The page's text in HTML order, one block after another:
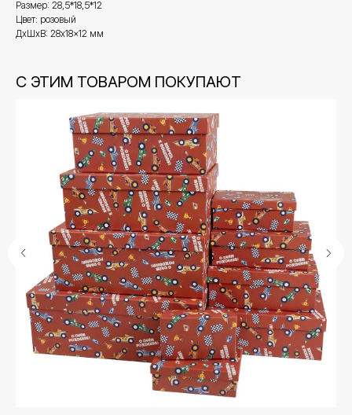
Размер: 28,5*18,5*12
Цвет: розовый
ДxШxВ: 28x18x12 мм
С ЭТИМ ТОВАРОМ ПОКУПАЮТ
Контакты